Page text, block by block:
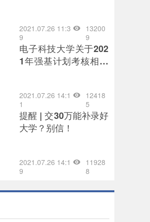
2021.07.26 11:3
9
13200
9
电子科技大学关于202
1年强基计划考核相关
2021.07.26 14:1
1
12418
5
提醒 | 交30万能补录好
大学？别信！
2021.07.26 14:1
9
11928
8